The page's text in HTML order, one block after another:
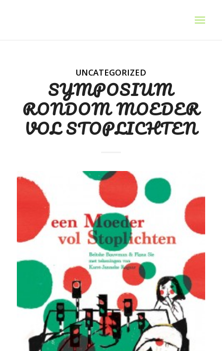
UNCATEGORIZED
SYMPOSIUM
RONDOM MOEDER
VOL STOPLICHTEN